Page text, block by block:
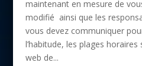
maintenant en mesure de
modifié ainsi que les
vous devez communiquer
l’habitude, les plages
web de...